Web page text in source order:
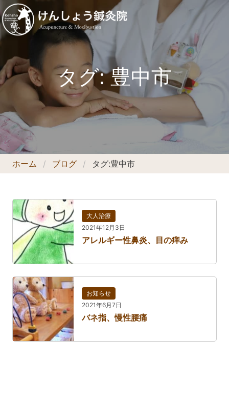
タグ:豊中市
ホーム ブログ タグ:豊中市
大人治療
2021年12月3日
アレルギー性鼻炎、目の痒み
お知らせ
2021年6月7日
バネ指、慢性腰痛